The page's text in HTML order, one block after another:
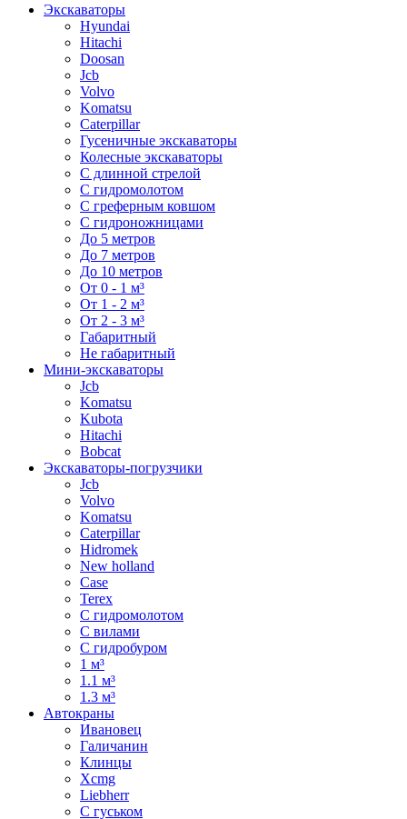
Экскаваторы
Hyundai
Hitachi
Doosan
Jcb
Volvo
Komatsu
Caterpillar
Гусеничные экскаваторы
Колесные экскаваторы
С длинной стрелой
С гидромолотом
С греферным ковшом
С гидроножницами
До 5 метров
До 7 метров
До 10 метров
От 0 - 1 м³
От 1 - 2 м³
От 2 - 3 м³
Габаритный
Не габаритный
Мини-экскаваторы
Jcb
Komatsu
Kubota
Hitachi
Bobcat
Экскаваторы-погрузчики
Jcb
Volvo
Komatsu
Caterpillar
Hidromek
New holland
Case
Terex
С гидромолотом
С вилами
С гидробуром
1 м³
1.1 м³
1.3 м³
Автокраны
Ивановец
Галичанин
Клинцы
Xcmg
Liebherr
С гуськом